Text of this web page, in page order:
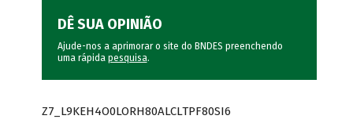
DÊ SUA OPINIÃO
Ajude-nos a aprimorar o site do BNDES preenchendo
uma rápida pesquisa.
Z7_L9KEH4O0LORH80ALCLTPF80SI6